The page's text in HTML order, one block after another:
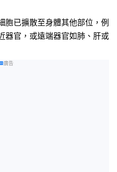
胞已擴散至身體其他部位，例
器官，或遠端器官如肺、肝或
廣告